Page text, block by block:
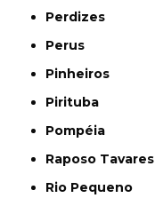
Perdizes
Perus
Pinheiros
Pirituba
Pompéia
Raposo Tavares
Rio Pequeno